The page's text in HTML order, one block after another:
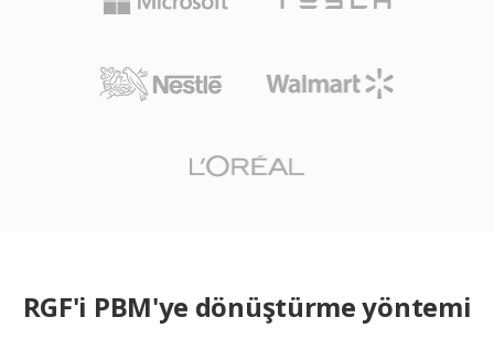
RGF'i PBM'ye dönüştürme yöntemi